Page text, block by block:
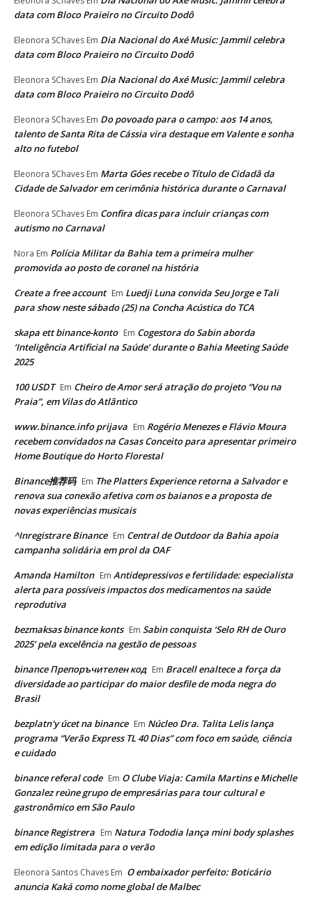
data com Bloco Praieiro no Circuito Dodô
Eleonora SChaves Em Dia Nacional do Axé Music: Jammil celebra
data com Bloco Praieiro no Circuito Dodô
Eleonora SChaves Em Dia Nacional do Axé Music: Jammil celebra
data com Bloco Praieiro no Circuito Dodô
Eleonora SChaves Em Do povoado para o campo: aos 14 anos,
talento de Santa Rita de Cássia vira destaque em Valente e sonha
alto no futebol
Eleonora SChaves Em Marta Góes recebe o Título de Cidadã da
Cidade de Salvador em cerimônia histórica durante o Carnaval
Eleonora SChaves Em Confira dicas para incluir crianças com
autismo no Carnaval
Nora Em Polícia Militar da Bahia tem a primeira mulher
promovida ao posto de coronel na história
Create a free account Em Luedji Luna convida Seu Jorge e Tali
para show neste sábado (25) na Concha Acústica do TCA
skapa ett binance-konto Em Cogestora do Sabin aborda
‘Inteligência Artificial na Saúde’ durante o Bahia Meeting Saúde
2025
100 USDT Em Cheiro de Amor será atração do projeto “Vou na
Praia”, em Vilas do Atlântico
www.binance.info prijava Em Rogério Menezes e Flávio Moura
recebem convidados na Casas Conceito para apresentar primeiro
Home Boutique do Horto Florestal
Binance推荐码 Em The Platters Experience retorna a Salvador e
renova sua conexão afetiva com os baianos e a proposta de
novas experiências musicais
^Inregistrare Binance Em Central de Outdoor da Bahia apoia
campanha solidária em prol da OAF
Amanda Hamilton Em Antidepressivos e fertilidade: especialista
alerta para possíveis impactos dos medicamentos na saúde
reprodutiva
bezmaksas binance konts Em Sabin conquista ‘Selo RH de Ouro
2025’ pela excelência na gestão de pessoas
binance Препоръчителен код Em Bracell enaltece a força da
diversidade ao participar do maior desfile de moda negra do
Brasil
bezplatn'y úcet na binance Em Núcleo Dra. Talita Lelis lança
programa “Verão Express TL 40 Dias” com foco em saúde, ciência
e cuidado
binance referal code Em O Clube Viaja: Camila Martins e Michelle
Gonzalez reúne grupo de empresárias para tour cultural e
gastronômico em São Paulo
binance Registrera Em Natura Tododia lança mini body splashes
em edição limitada para o verão
Eleonora Santos Chaves Em O embaixador perfeito: Boticário
anuncia Kaká como nome global de Malbec